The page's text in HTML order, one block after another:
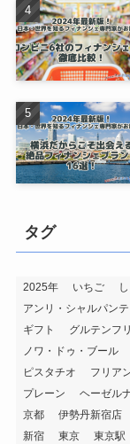
タグ
2025年 いちご
アンリ・シャルパン
ギフト
グルテンフ
ノワ・ドゥ・ブール
ピスタチオ
フリア
プレーン
ヘーゼル
京都
伊勢丹新宿店
新宿
東京 東京駅